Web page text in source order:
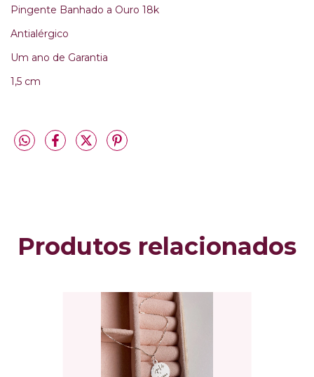
Pingente Banhado a Ouro 18k
Antialérgico
Um ano de Garantia
1,5 cm
Produtos relacionados